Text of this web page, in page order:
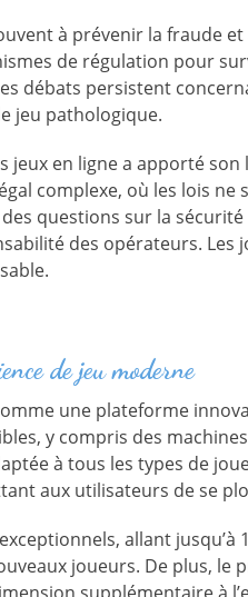
à prévenir la fraude
de régulation pour
débats persistent
jeu pathologique.
jeux en ligne a apporté
complexe, où les lois
questions sur la
des opérateurs.
de jeu moderne
une plateforme
y compris des
à tous les types de
aux utilisateurs de se
allant
joueurs. De plus, le